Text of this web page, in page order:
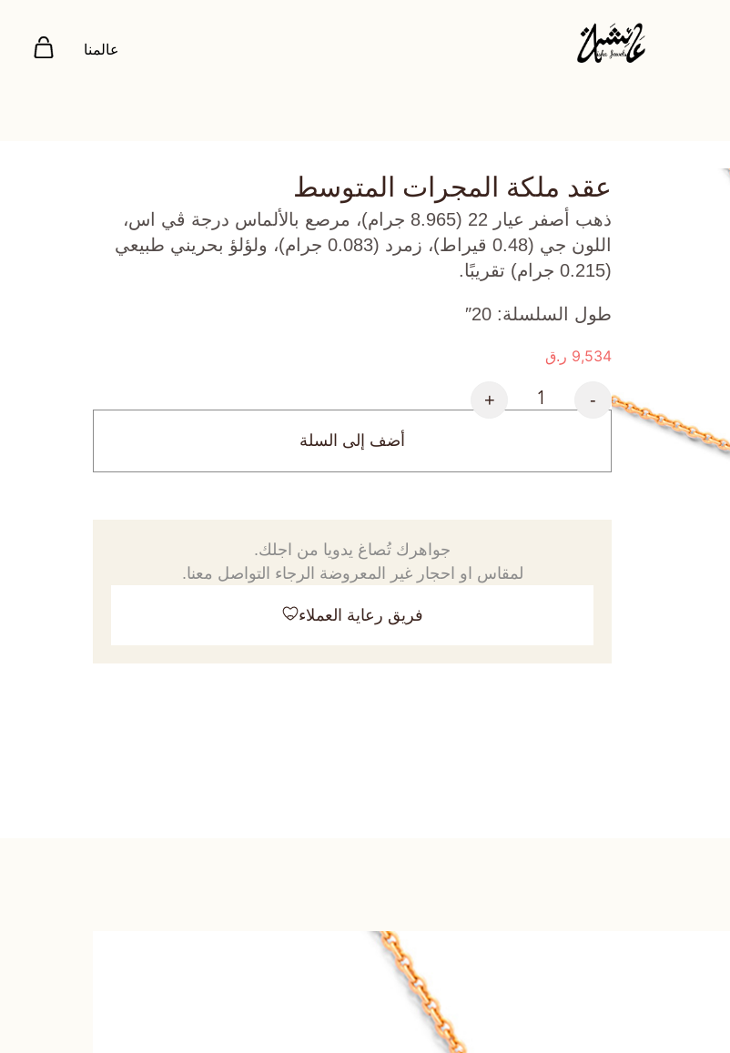
عالمنا
عقد ملكة المجرات المتوسط
ذهب أصفر عيار 22 (8.965 جرام)، مرصع بالألماس درجة ڤي اس،
اللون جي (0.48 قيراط)، زمرد (0.083 جرام)، ولؤلؤ بحريني طبيعي
(0.215 جرام) تقريبًا.
طول السلسلة: 20″
9,534 ر.ق
-
+
أضف إلى السلة
جواهرك تُصاغ يدويا من اجلك.
لمقاس او احجار غير المعروضة الرجاء التواصل معنا.
فريق رعاية العملاء